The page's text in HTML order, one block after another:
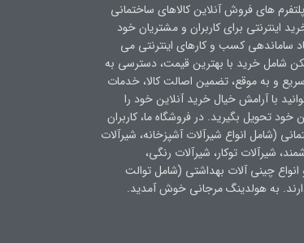
های فروش آنلاین کالاهای ساختمانی
برای کاربران و مشتریان خود
ساماندهی کسب و کارهای اینترنتی می
شامل خرید با بهترین قیمت، دسترسی به
و به موقع، تضمین اصالت کالا، خدمات
با آرامش خیال خرید آنلاین خود را
تحویل بگیرید. در فروشگاه ما، کاربران
(شامل انواع شیرآلات آشپزخانه، شیرآلات
شیرآلات توکار، شیرآلات رنگی،
چینی آلات بهداشتی (شامل توالت
به هولدینگ مرجانی خوش آمدید.